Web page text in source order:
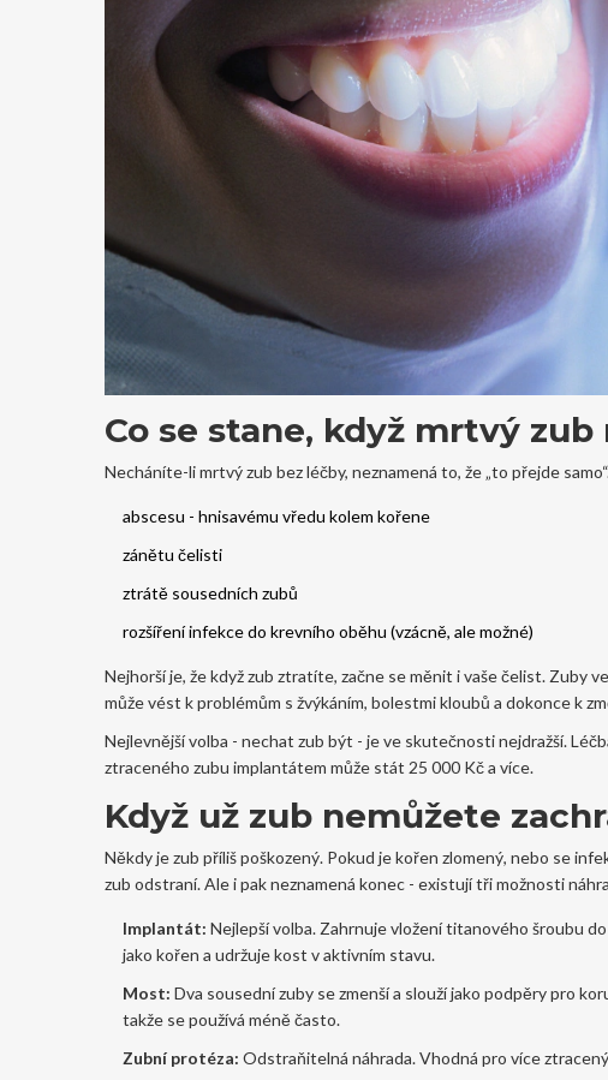
Co se stane, když mrtvý
Necháníte-li mrtvý zub bez léčby, neznamená to, že „to přejde
abscesu - hnisavému vředu kolem kořene
zánětu čelisti
ztrátě sousedních zubů
rozšíření infekce do krevního oběhu (vzácně, ale možné)
Nejhorší je, že když zub ztratíte, začne se měnit i vaše čelist. Zuby
může vést k problémům s žvýkáním, bolestmi kloubů a dokonce k
Nejlevnější volba - nechat zub být - je ve skutečnosti nejdražší.
ztraceného zubu implantátem může stát 25 000 Kč a více.
Když už zub nemůžete
Někdy je zub příliš poškozený. Pokud je kořen zlomený, nebo se
zub odstraní. Ale i pak neznamená konec - existují tři možnosti
Implantát: Nejlepší volba. Zahrnuje vložení titanového šroubu
jako kořen a udržuje kost v aktivním stavu.
Most: Dva sousední zuby se zmenší a slouží jako podpěry pro
takže se používá méně často.
Zubní protéza: Odstraňitelná náhrada. Vhodná pro více